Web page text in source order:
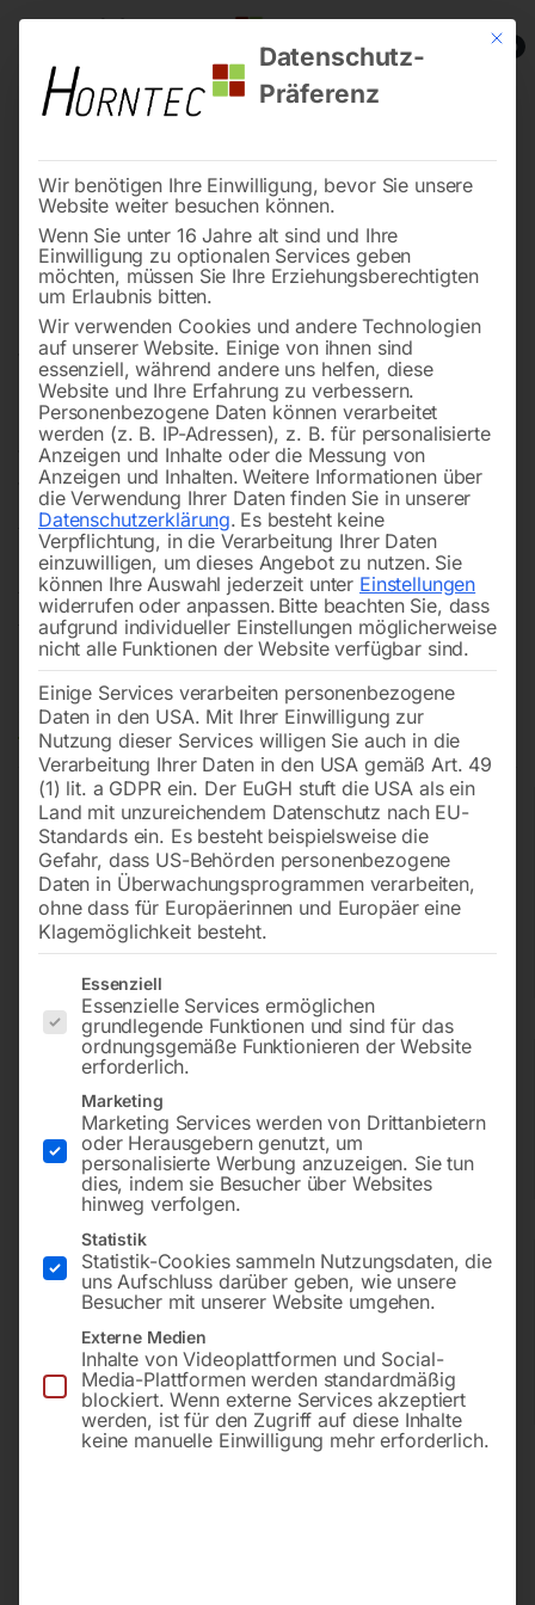
0
Werkstatttechnik für Profis –
durchdacht, robust, einsatzbereit
WerWerkstatttechnikkaufen möchte, findet bei
Horntecpassende Lösungen fürWerkstatt,
undBetrieb. Das Sortiment umfasst
Werkstatteinrichtungen, Hebetechnik, Karosserie- und
Werkstattgeräte, Montagehilfen sowie weitere
Ausstattung für professionelle Anwendungen.
Hochwertige Werkstatttechnikunterstützt sichere
Abläufe, mehr Ordnung und effizientes Arbeiten im
Alltag.
Alles zum Thema Werkstatttechnik
Lade-
Startgeräte und
Stationen-
Zubehör
Lade-
Startgeräte und
Stationen
Wagenheber
Transporthilfen Montagehilfen
Betriebsausstat
tung
Ventilatoren
und
Luftentfeuchter
Karosserie-
und
Werkstattgeräte
Klimageräte
Mit
Datenschutz-
Präferenz
Wir benötigen Ihre Einwilligung, bevor Sie unsere
Website weiter besuchen können.
Wenn Sie unter 16 Jahre alt sind und Ihre
Einwilligung zu optionalen Services geben
möchten, müssen Sie Ihre Erziehungsberechtigten
um Erlaubnis bitten.
Wir verwenden Cookies und andere Technologien
auf unserer Website. Einige von ihnen sind
essenziell, während andere uns helfen, diese
Website und Ihre Erfahrung zu verbessern.
Personenbezogene Daten können verarbeitet
werden (z. B. IP-Adressen), z. B. für personalisierte
Anzeigen und Inhalte oder die Messung von
Anzeigen und Inhalten. Weitere Informationen über
die Verwendung Ihrer Daten finden Sie in unserer
Datenschutzerklärung. Es besteht keine
Verpflichtung, in die Verarbeitung Ihrer Daten
einzuwilligen, um dieses Angebot zu nutzen. Sie
können Ihre Auswahl jederzeit unter Einstellungen
widerrufen oder anpassen. Bitte beachten Sie, dass
aufgrund individueller Einstellungen möglicherweise
nicht alle Funktionen der Website verfügbar sind.
Einige Services verarbeiten personenbezogene
Daten in den USA. Mit Ihrer Einwilligung zur
Nutzung dieser Services willigen Sie auch in die
Verarbeitung Ihrer Daten in den USA gemäß Art. 49
(1) lit. a GDPR ein. Der EuGH stuft die USA als ein
Land mit unzureichendem Datenschutz nach EU-
Standards ein. Es besteht beispielsweise die
Gefahr, dass US-Behörden personenbezogene
Daten in Überwachungsprogrammen verarbeiten,
ohne dass für Europäerinnen und Europäer eine
Klagemöglichkeit besteht.
Es folgt eine Liste der Service-Gruppen, für die eine
Essenziell
Essenzielle Services ermöglichen
grundlegende Funktionen und sind für das
ordnungsgemäße Funktionieren der Website
erforderlich.
Marketing
Marketing Services werden von Drittanbietern
oder Herausgebern genutzt, um
personalisierte Werbung anzuzeigen. Sie tun
dies, indem sie Besucher über Websites
hinweg verfolgen.
Statistik
Statistik-Cookies sammeln Nutzungsdaten, die
uns Aufschluss darüber geben, wie unsere
Besucher mit unserer Website umgehen.
Externe Medien
Inhalte von Videoplattformen und Social-
Media-Plattformen werden standardmäßig
blockiert. Wenn externe Services akzeptiert
werden, ist für den Zugriff auf diese Inhalte
keine manuelle Einwilligung mehr erforderlich.